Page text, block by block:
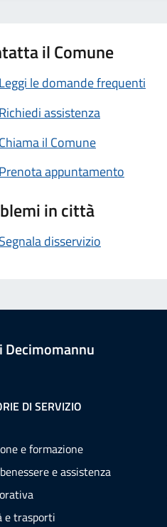
il Comune
Leggi le domande frequenti
Richiedi assistenza
Chiama il Comune
Prenota appuntamento
in città
Segnala disservizio
Decimomannu
DI SERVIZIO
e formazione
e assistenza
e trasporti